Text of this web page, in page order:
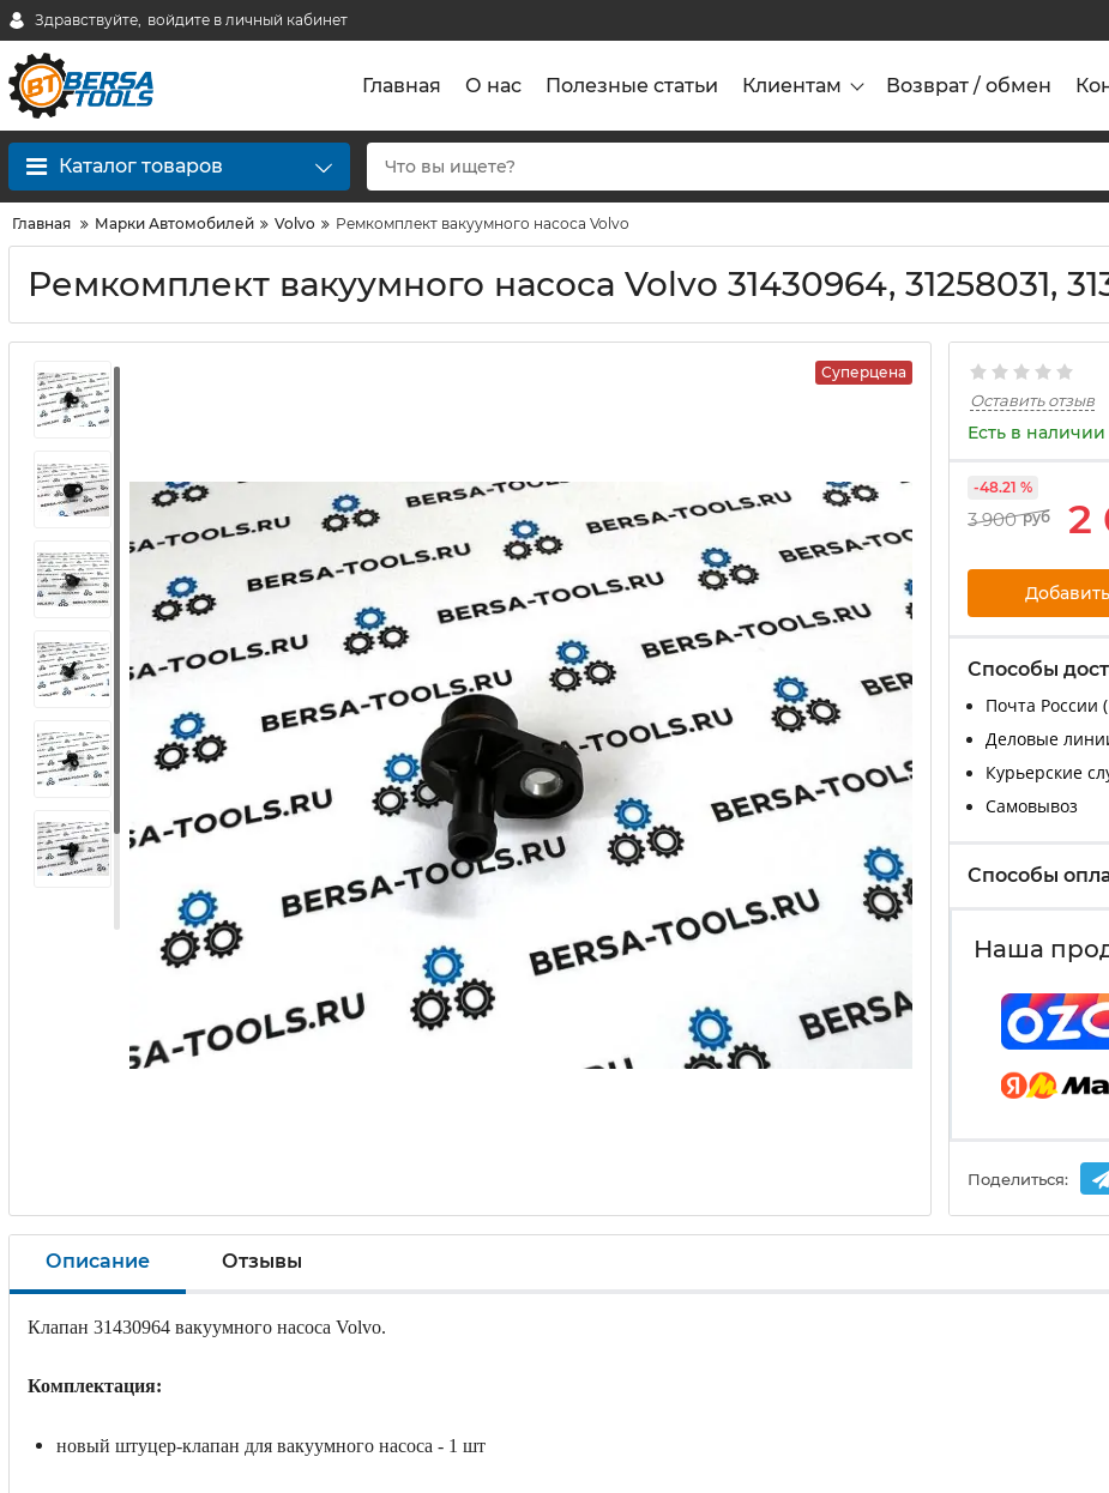
Здравствуйте, войдите в личный кабинет
Главная О нас Полезные статьи Клиентам Возврат / обмен
Каталог товаров
Главная Марки Автомобилей Volvo Ремкомплект вакуумного насоса Volvo
Ремкомплект вакуумного насоса Volvo 31430964, 31258031,
Суперцена
Оставить отзыв
Есть в наличии
3 900 руб 2
-48.21 %
Способы
Почта России
Деловые
Курьерские
Самовывоз
Способы
Наша
Поделиться:
Описание Отзывы
Клапан 31430964 вакуумного насоса Volvo.
Комплектация:
новый штуцер-клапан для вакуумного насоса - 1 шт